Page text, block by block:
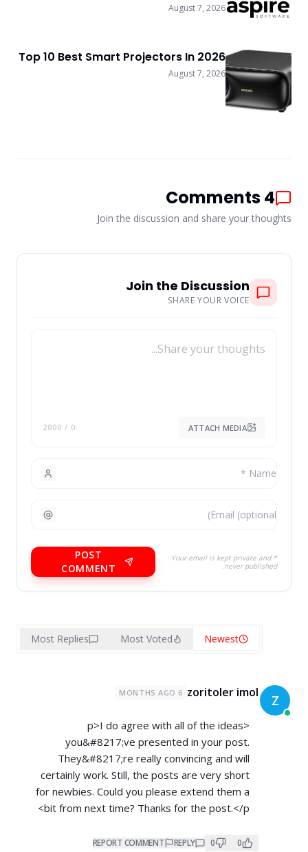
August 7, 2026
Top 10 Best Smart Projectors In 2026
August 7, 2026
4
Comments
Join the discussion and share your thoughts
Join the Discussion
SHARE YOUR VOICE
ATTACH MEDIA
0
/ 2000
* Your email is kept private and
never published.
POST
COMMENT
Newest
Most Voted
Most Replies
Z
zoritoler imol
6 MONTHS AGO
<p>I do agree with all of the ideas
you&#8217;ve presented in your post.
They&#8217;re really convincing and will
certainly work. Still, the posts are very short
for newbies. Could you please extend them a
bit from next time? Thanks for the post.</p>
0
0
REPLY
REPORT COMMENT